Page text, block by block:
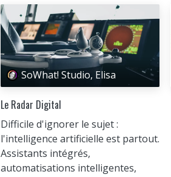
SoWhat! Studio, Elisa
Le Radar Digital
Difficile d'ignorer le sujet :
l'intelligence artificielle est partout.
Assistants intégrés,
automatisations intelligentes,